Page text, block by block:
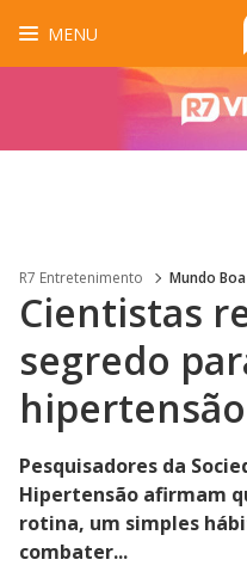
MENU
R7 Entretenimento Mundo
Cientistas
segredo
hipertensão
Pesquisadores da
Hipertensão afirmam
rotina, um simples
combater...